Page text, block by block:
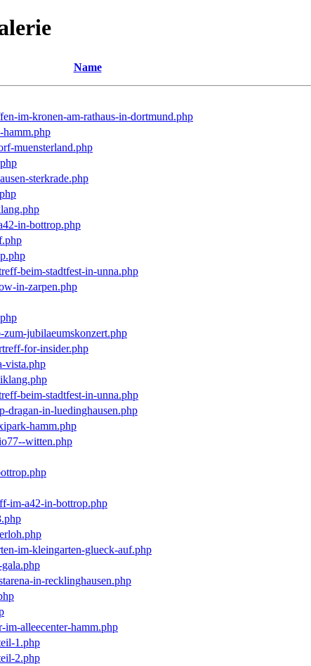
Name
im-kronen-am-rathaus-in-dortmund.php
hamm.php
muensterland.php
sterkrade.php
in-bottrop.php
beim-stadtfest-in-unna.php
in-zarpen.php
jubilaeumskonzert.php
for-insider.php
vista.php
beim-stadtfest-in-unna.php
dragan-in-luedinghausen.php
hamm.php
witten.php
im-a42-in-bottrop.php
im-kleingarten-glueck-auf.php
in-recklinghausen.php
im-alleecenter-hamm.php
1.php
2.php